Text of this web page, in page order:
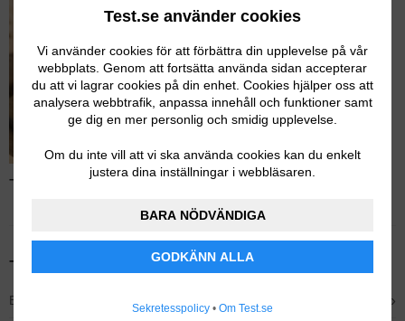
Test.se använder cookies
Vi använder cookies för att förbättra din upplevelse på vår
webbplats. Genom att fortsätta använda sidan accepterar
du att vi lagrar cookies på din enhet. Cookies hjälper oss att
analysera webbtrafik, anpassa innehåll och funktioner samt
ge dig en mer personlig och smidig upplevelse.
Om du inte vill att vi ska använda cookies kan du enkelt
justera dina inställningar i webbläsaren.
BARA NÖDVÄNDIGA
GODKÄNN ALLA
Sekretesspolicy • Om Test.se
Test av slipmaskiner – Läs hela testet
Tidigare testvinnare
Bästa planslip – Bosch GSS 18V-10 Planslip ›